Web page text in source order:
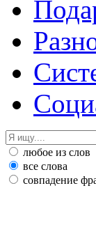
любое из слов
все слова
совпадение